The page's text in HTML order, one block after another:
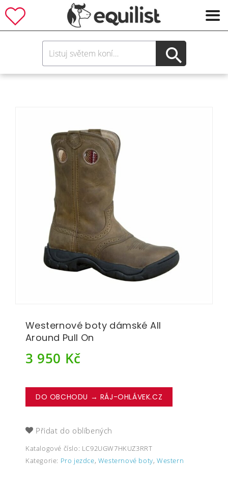
Westernové boty dámské All
Around Pull On
3 950 Kč
DO OBCHODU → RÁJ-OHLÁVEK.CZ
Přidat do oblíbených
Katalogové číslo: LC92UGW7HKUZ3RRT
Kategorie: Pro jezdce, Westernové boty,Western